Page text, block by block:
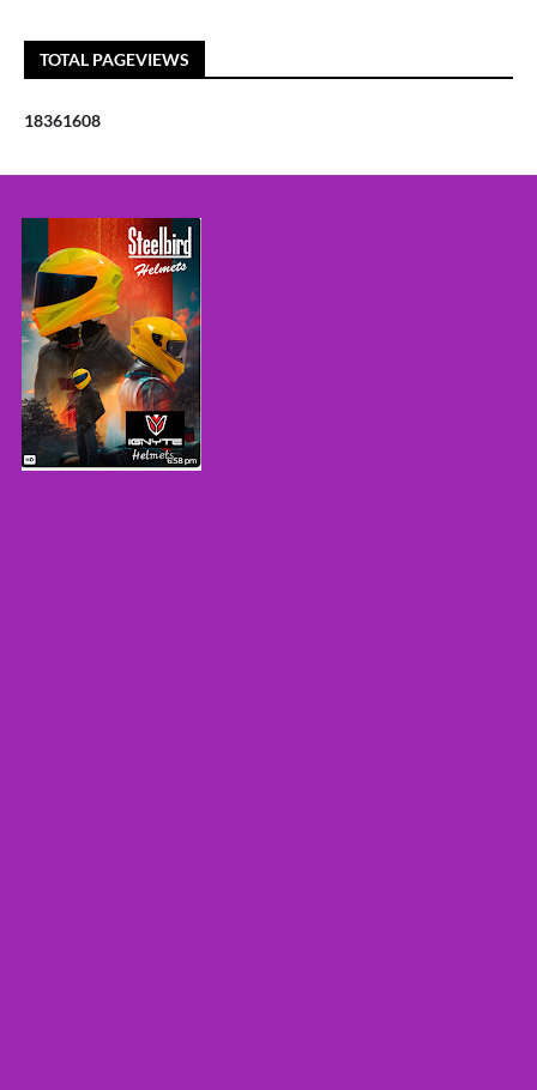
TOTAL PAGEVIEWS
18361608